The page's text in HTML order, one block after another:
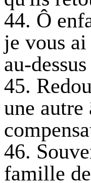
44. Ô
je vous
au-
45.
une
46.
famille